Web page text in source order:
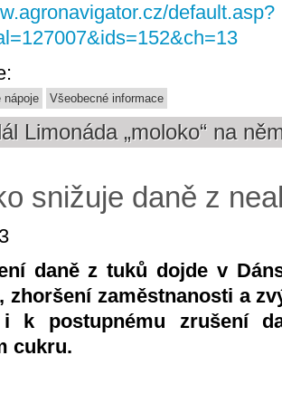
default.asp?
nápoje Všeobecné informace
Limonáda „moloko“ na
snižuje daně z
daně z tuků dojde v
zhoršení zaměstnanosti a
i k postupnému zrušení
cukru.